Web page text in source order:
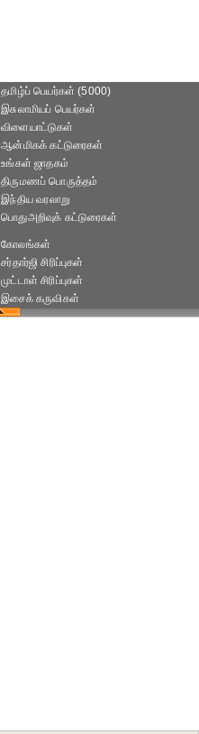
தமிழ்ப் பெயர்கள் (5000)
இசுலாமியப் பெயர்கள்
விளையாட்டுகள்
ஆன்மிகக் கட்டுரைகள்
உங்கள் ஜாதகம்
திருமணப் பொருத்தம்
இந்திய வரலாறு
பொதுஅறிவுக் கட்டுரைகள்
கோலங்கள்
சர்தார்ஜி சிரிப்புகள்
முட்டாள் சிரிப்புகள்
இசைக் கருவிகள்